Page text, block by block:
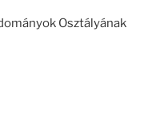
Osztályának